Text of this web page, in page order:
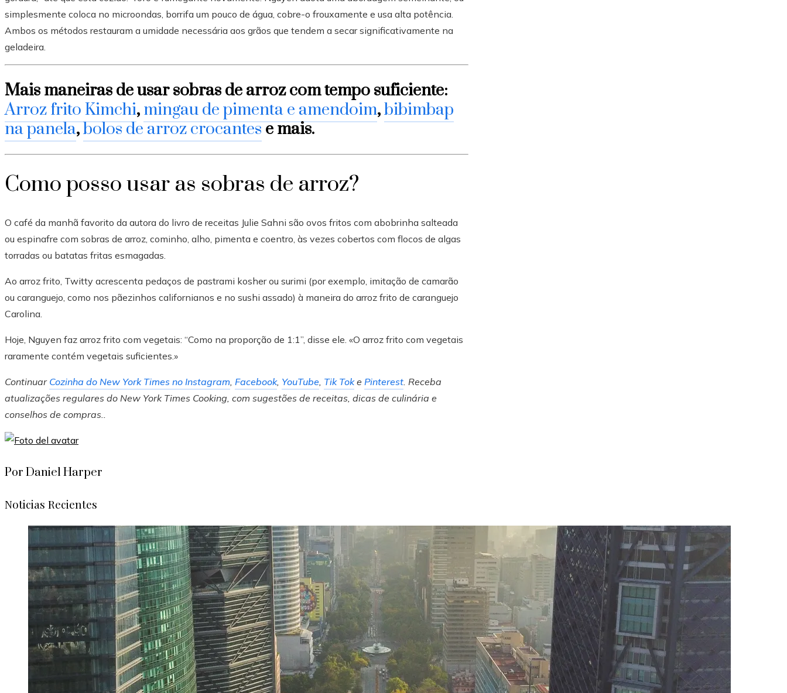
simplesmente coloca no microondas, borrifa um pouco de água, cobre-o frouxamente e usa alta potência.
Ambos os métodos restauram a umidade necessária aos grãos que tendem a secar significativamente na
geladeira.
Mais maneiras de usar sobras de arroz com tempo suficiente:
Arroz frito Kimchi, mingau de pimenta e amendoim,bibimbap
na panela,bolos de arroz crocantese mais.
Como posso usar as sobras de arroz?
O café da manhã favorito da autora do livro de receitas Julie Sahni são ovos fritos com abobrinha salteada
ou espinafre com sobras de arroz, cominho, alho, pimenta e coentro, às vezes cobertos com flocos de algas
torradas ou batatas fritas esmagadas.
Ao arroz frito, Twitty acrescenta pedaços de pastrami kosher ou surimi (por exemplo, imitação de camarão
ou caranguejo, como nos pãezinhos californianos e no sushi assado) à maneira do arroz frito de caranguejo
Carolina.
Hoje, Nguyen faz arroz frito com vegetais: “Como na proporção de 1:1”, disse ele. «O arroz frito com vegetais
raramente contém vegetais suficientes.»
Continuar Cozinha do New York Times no Instagram Facebook, YouTube Tik Toke Pinterest Receba
atualizações regulares do New York Times Cooking, com sugestões de receitas, dicas de culinária e
conselhos de compras.
Por Daniel Harper
Noticias Recientes